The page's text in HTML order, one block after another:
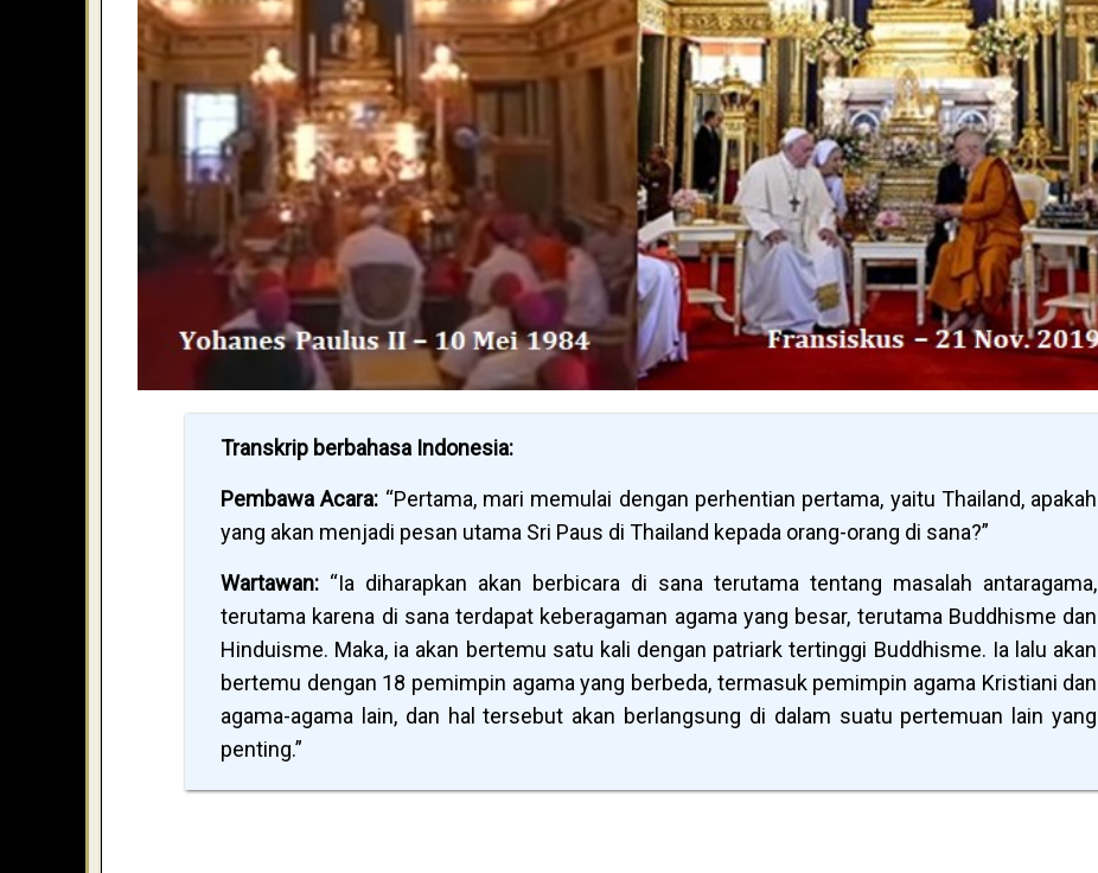
Transkrip berbahasa Indonesia:
Pembawa Acara: “Pertama, mari memulai dengan perhentian pertama, yaitu Thailand, apakah
yang akan menjadi pesan utama Sri Paus di Thailand kepada orang-orang di sana?”
Wartawan: “Ia diharapkan akan berbicara di sana terutama tentang masalah antaragama,
terutama karena di sana terdapat keberagaman agama yang besar, terutama Buddhisme dan
Hinduisme. Maka, ia akan bertemu satu kali dengan patriark tertinggi Buddhisme. Ia lalu akan
bertemu dengan 18 pemimpin agama yang berbeda, termasuk pemimpin agama Kristiani dan
agama-agama lain, dan hal tersebut akan berlangsung di dalam suatu pertemuan lain yang
penting.”